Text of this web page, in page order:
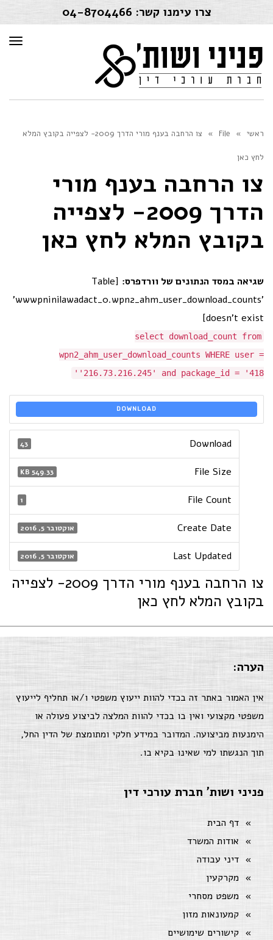
צרו עימנו קשר: 04-8704466
ראשי »
File
» צו הרחבה בענף מורי הדרך 2009- לצפייה בקובץ המלא
לחץ כאן
צו הרחבה בענף מורי
הדרך 2009- לצפייה
בקובץ המלא לחץ כאן
שגיאה במסד הנתונים של וורדפרס: [Table
'wwwpninilawadact_0.wpn2_ahm_user_download_counts'
doesn't exist]
select download_count from
wpn2_ahm_user_download_counts WHERE user =
'216.73.216.245' and package_id = '418'
DOWNLOAD
Download
43
File Size
549.33 KB
File Count
1
Create Date אוקטובר 5, 2016
Last Updated אוקטובר 5, 2016
צו הרחבה בענף מורי הדרך 2009- לצפייה
בקובץ המלא לחץ כאן
הערה:
אין האמור באתר זה בכדי להוות ייעוץ משפטי ו/או תחליף לייעוץ
משפטי מקצועי ואין בו בכדי להוות המלצה לביצוע פעולה או
הימנעות מביצועה. המדובר במידע חלקי ומתומצת של הדין החל,
תוך הנגשתו למי שאינו בקיא בו.
פניני ושות' חברת עורכי דין
דף הבית
אודות המשרד
דיני עבודה
מקרקעין
משפט מסחרי
קמעונאות מזון
קישורים שימושיים